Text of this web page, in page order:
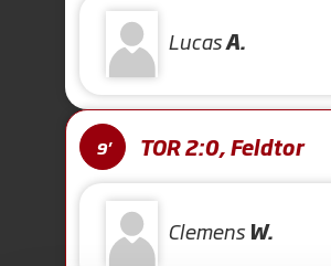
LucasA.
9' TOR 2:0, Feldtor
Clemens W.